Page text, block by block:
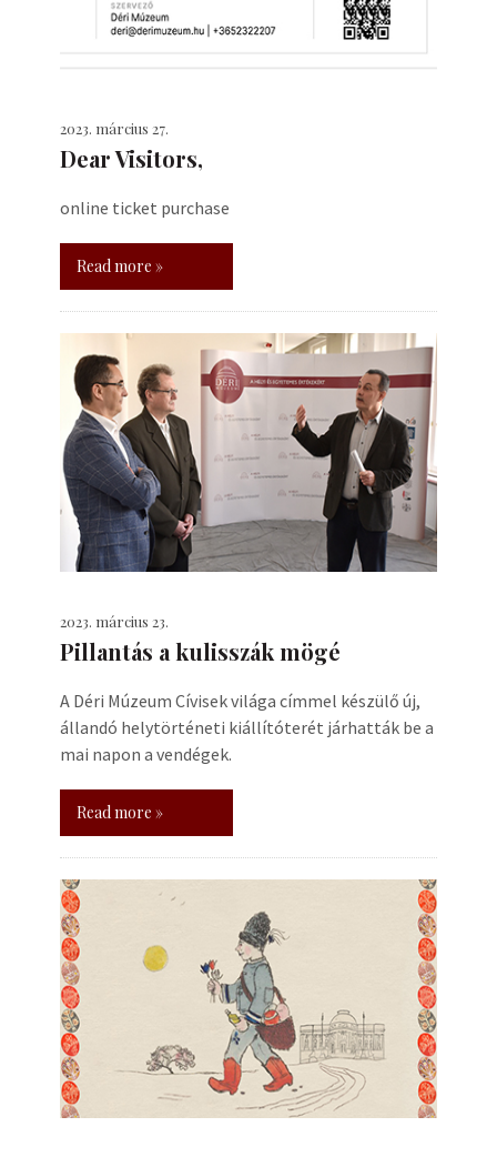
2023. március 27.
Dear Visitors,
online ticket purchase
Read more »
2023. március 23.
Pillantás a kulisszák mögé
A Déri Múzeum Cívisek világa címmel készülő új,
állandó helytörténeti kiállítóterét járhatták be a
mai napon a vendégek.
Read more »